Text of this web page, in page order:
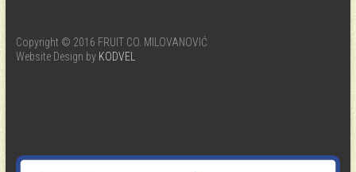
Copyright © 2016 FRUIT CO. MILOVANOVIĆ
Website Design by KODVEL